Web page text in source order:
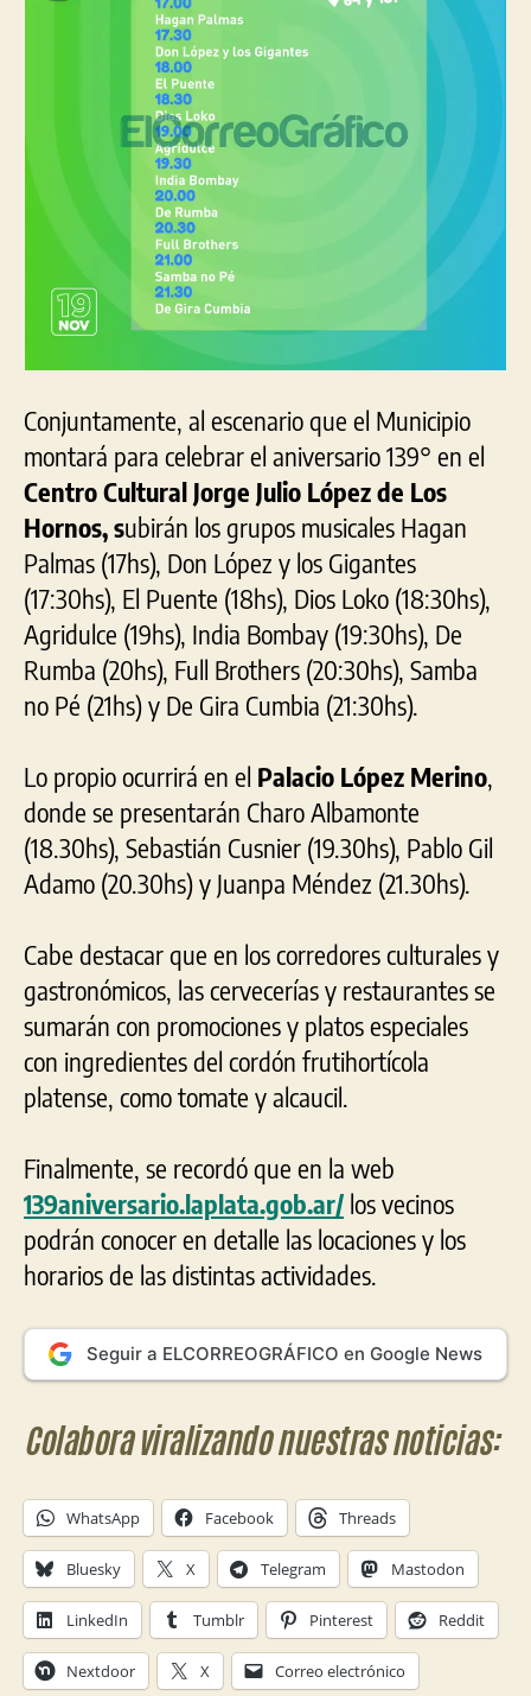
Conjuntamente, al escenario que el Municipio
montará para celebrar el aniversario 139° en el
Centro Cultural Jorge Julio López de Los
Hornos, subirán los grupos musicales Hagan
Palmas (17hs), Don López y los Gigantes
(17:30hs), El Puente (18hs), Dios Loko (18:30hs),
Agridulce (19hs), India Bombay (19:30hs), De
Rumba (20hs), Full Brothers (20:30hs), Samba
no Pé (21hs) y De Gira Cumbia (21:30hs).
Lo propio ocurrirá en el Palacio López Merino
donde se presentarán Charo Albamonte
(18.30hs), Sebastián Cusnier (19.30hs), Pablo Gil
Adamo (20.30hs) y Juanpa Méndez (21.30hs).
Cabe destacar que en los corredores culturales y
gastronómicos, las cervecerías y restaurantes se
sumarán con promociones y platos especiales
con ingredientes del cordón frutihortícola
platense, como tomate y alcaucil.
Finalmente, se recordó que en la web
139aniversario.laplata.gob.ar/ los vecinos
podrán conocer en detalle las locaciones y los
horarios de las distintas actividades.
Seguir a ELCORREOGRÁFICO en Google News
Colabora viralizando nuestras noticias:
WhatsApp Facebook Threads
Bluesky X Telegram Mastodon
LinkedIn Tumblr Pinterest Reddit
Nextdoor X Correo electrónico